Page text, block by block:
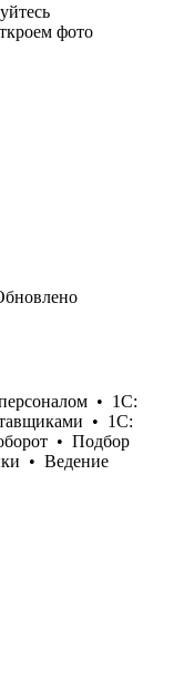
фото
• 1С:
• 1C:
• Подбор
• Ведение